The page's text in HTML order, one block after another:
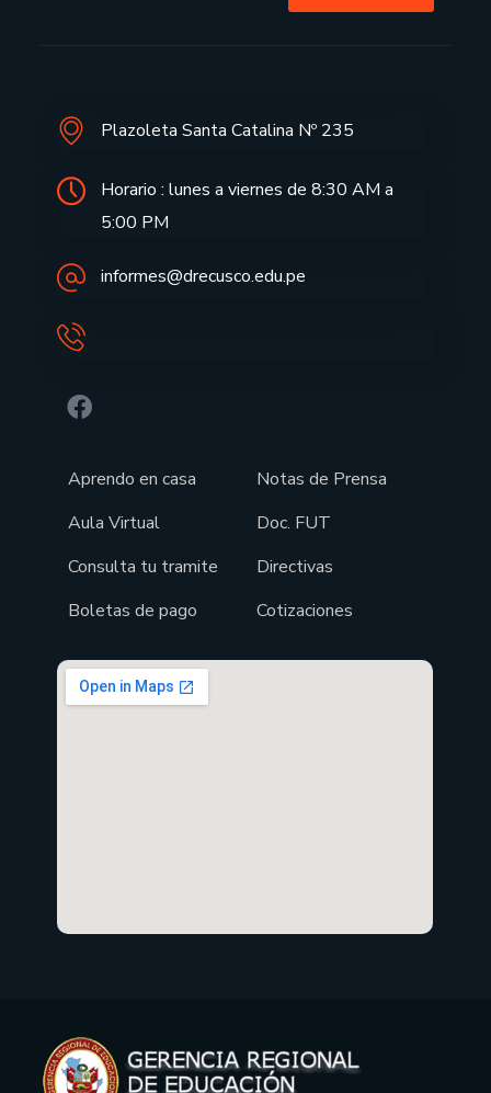
Plazoleta Santa Catalina Nº 235
Horario : lunes a viernes de 8:30 AM a
5:00 PM
informes@drecusco.edu.pe
Aprendo en casa
Aula Virtual
Consulta tu tramite
Boletas de pago
Notas de Prensa
Doc. FUT
Directivas
Cotizaciones